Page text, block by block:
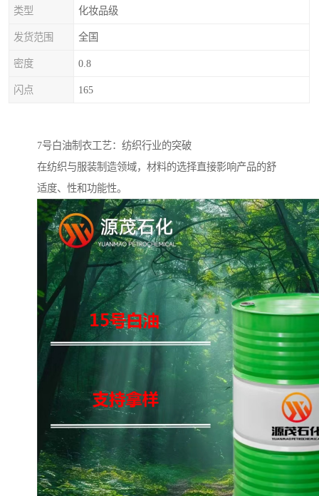
类型 化妆品级
发货范围 全国
密度 0.8
闪点 165
7号白油制衣工艺：纺织行业的突破
在纺织与服装制造领域，材料的选择直接影响产品的舒
适度、性和功能性。